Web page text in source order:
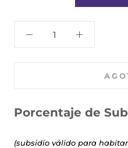
Porcentaje de
(subsidio válido para